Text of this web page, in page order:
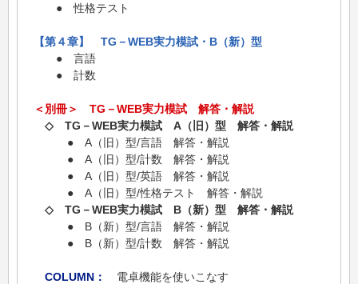
● 性格テスト
【第４章】 TG－WEB実力模試・B（新）型
● 言語
● 計数
＜別冊＞ TG－WEB実力模試 解答・解説
◇ TG－WEB実力模試 A（旧）型 解答・解説
● A（旧）型/言語 解答・解説
● A（旧）型/計数 解答・解説
● A（旧）型/英語 解答・解説
● A（旧）型/性格テスト 解答・解説
◇ TG－WEB実力模試 B（新）型 解答・解説
● B（新）型/言語 解答・解説
● B（新）型/計数 解答・解説
COLUMN： 電卓機能を使いこなす